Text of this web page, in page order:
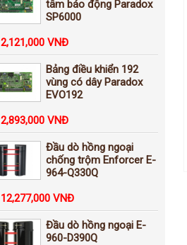
tâm báo động Paradox
SP6000
2,121,000 VNĐ
Bảng điều khiển 192
vùng có dây Paradox
EVO192
2,893,000 VNĐ
Đầu dò hồng ngoại
chống trộm Enforcer E-
964-Q330Q
12,277,000 VNĐ
Đầu dò hồng ngoại E-
960-D390Q